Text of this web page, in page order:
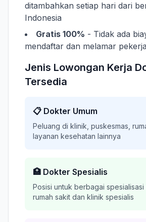
ditambahkan setiap hari dari
Indonesia
Gratis 100% - Tidak ada
mendaftar dan melamar
Jenis Lowongan Kerja
Tersedia
📋 Dokter Umum
Peluang di klinik, puskesmas,
layanan kesehatan lainnya
🏥 Dokter Spesialis
Posisi untuk berbagai spesialisasi
rumah sakit dan klinik spesialis